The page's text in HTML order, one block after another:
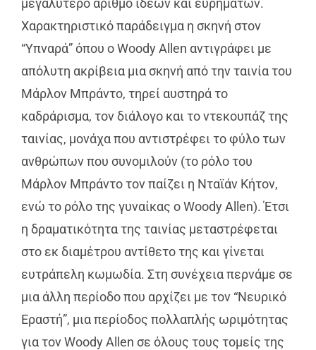
Χαρακτηριστικό παράδειγμα η σκηνή στον
“Υπναρά” όπου ο Woody Allen αντιγράφει με
απόλυτη ακρίβεια μια σκηνή από την ταινία του
Μάρλον Μπράντο, τηρεί αυστηρά το
καδράρισμα, τον διάλογο και το ντεκουπάζ της
ταινίας, μονάχα που αντιστρέφει το φύλο των
ανθρώπων που συνομιλούν (το ρόλο του
Μάρλον Μπράντο τον παίζει η Νταϊάν Κήτον,
ενώ το ρόλο της γυναίκας ο Woody Allen). Έτσι
η δραματικότητα της ταινίας μεταστρέφεται
στο εκ διαμέτρου αντίθετο της και γίνεται
ευτράπελη κωμωδία. Στη συνέχεια περνάμε σε
μια άλλη περίοδο που αρχίζει με τον “Νευρικό
Εραστή”, μια περίοδος πολλαπλής ωριμότητας
για τον Woody Allen σε όλους τους τομείς της